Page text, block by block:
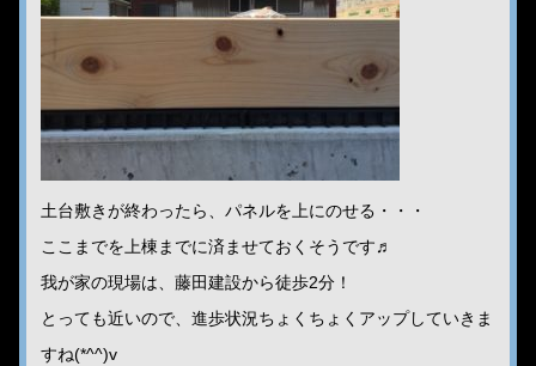
土台敷きが終わったら、パネルを上にのせる・・・
ここまでを上棟までに済ませておくそうです♬
我が家の現場は、藤田建設から徒歩2分！
とっても近いので、進歩状況ちょくちょくアップしていきま
すね(*^^)v